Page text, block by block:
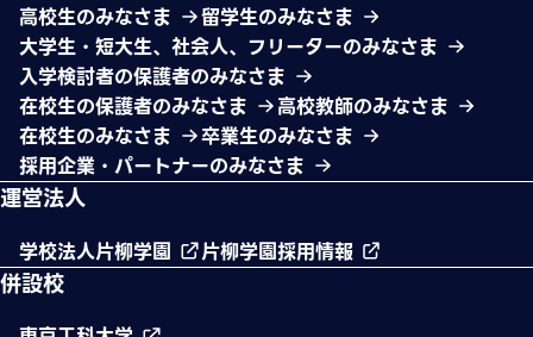
高校生のみなさま
留学生のみなさま
大学生・短大生、社会人、フリーターのみなさま
入学検討者の保護者のみなさま
在校生の保護者のみなさま
高校教師のみなさま
在校生のみなさま
卒業生のみなさま
採用企業・パートナーのみなさま
運営法人
学校法人片柳学園 片柳学園採用情報
併設校